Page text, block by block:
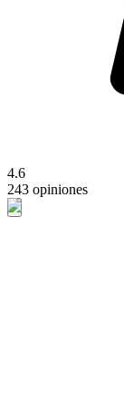
4.6
243 opiniones